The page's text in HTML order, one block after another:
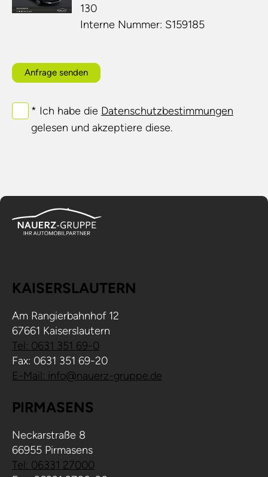
130
Interne Nummer: S159185
Anfrage senden
* Ich habe die Datenschutzbestimmungen
gelesen und akzeptiere diese.
KAISERSLAUTERN
Am Rangierbahnhof 12
67661 Kaiserslautern
Tel: 0631 351 69-0
Fax: 0631 351 69-20
E-Mail: info@nauerz-gruppe.de
PIRMASENS
Neckarstraße 8
66955 Pirmasens
Tel: 06331 27000